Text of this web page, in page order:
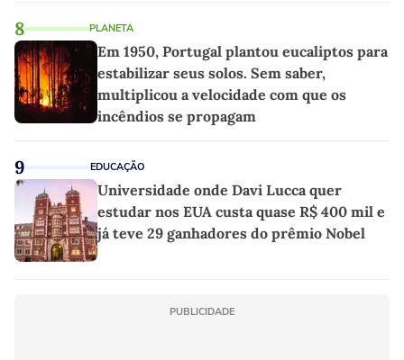
8 PLANETA
Em 1950, Portugal plantou eucaliptos para
estabilizar seus solos. Sem saber,
multiplicou a velocidade com que os
incêndios se propagam
9 EDUCAÇÃO
Universidade onde Davi Lucca quer
estudar nos EUA custa quase R$ 400 mil e
já teve 29 ganhadores do prêmio Nobel
PUBLICIDADE